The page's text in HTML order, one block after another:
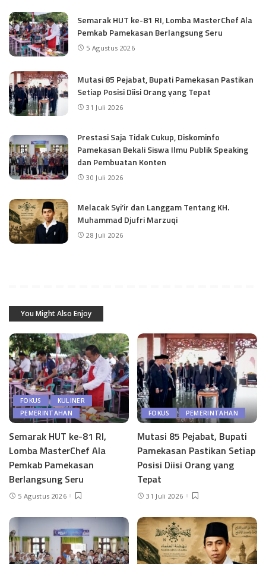
Semarak HUT ke-81 RI, Lomba MasterChef Ala
Pemkab Pamekasan Berlangsung Seru
5 Agustus 2026
Mutasi 85 Pejabat, Bupati Pamekasan Pastikan
Setiap Posisi Diisi Orang yang Tepat
31 Juli 2026
Prestasi Saja Tidak Cukup, Diskominfo
Pamekasan Bekali Siswa Ilmu Publik Speaking
dan Pembuatan Konten
30 Juli 2026
Melacak Syi’ir dan Langgam Tentang KH.
Muhammad Djufri Marzuqi
28 Juli 2026
You Might Also Enjoy
FOKUS
KULINER
PEMERINTAHAN
Semarak HUT ke-81 RI,
Lomba MasterChef Ala
Pemkab Pamekasan
Berlangsung Seru
5 Agustus 2026
FOKUS PEMERINTAHAN
Mutasi 85 Pejabat, Bupati
Pamekasan Pastikan Setiap
Posisi Diisi Orang yang
Tepat
31 Juli 2026